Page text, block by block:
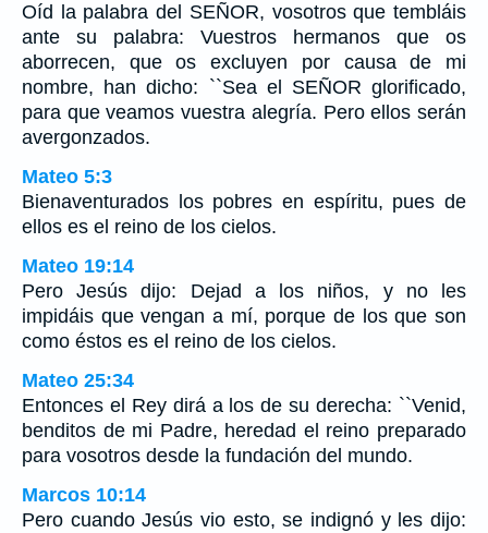
Oíd la palabra del SEÑOR, vosotros que tembláis
ante su palabra: Vuestros hermanos que os
aborrecen, que os excluyen por causa de mi
nombre, han dicho: ``Sea el SEÑOR glorificado,
para que veamos vuestra alegría. Pero ellos serán
avergonzados.
Mateo 5:3
Bienaventurados los pobres en espíritu, pues de
ellos es el reino de los cielos.
Mateo 19:14
Pero Jesús dijo: Dejad a los niños, y no les
impidáis que vengan a mí, porque de los que son
como éstos es el reino de los cielos.
Mateo 25:34
Entonces el Rey dirá a los de su derecha: ``Venid,
benditos de mi Padre, heredad el reino preparado
para vosotros desde la fundación del mundo.
Marcos 10:14
Pero cuando Jesús vio esto, se indignó y les dijo: